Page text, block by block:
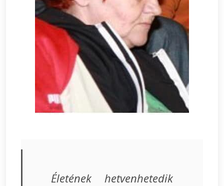
Életének hetvenhetedik